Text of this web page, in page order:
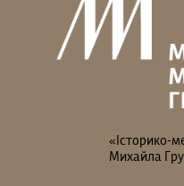
«Історико-
Михайла